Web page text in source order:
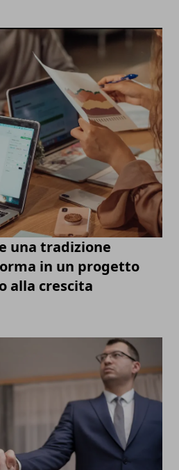
una tradizione
in un progetto
alla crescita